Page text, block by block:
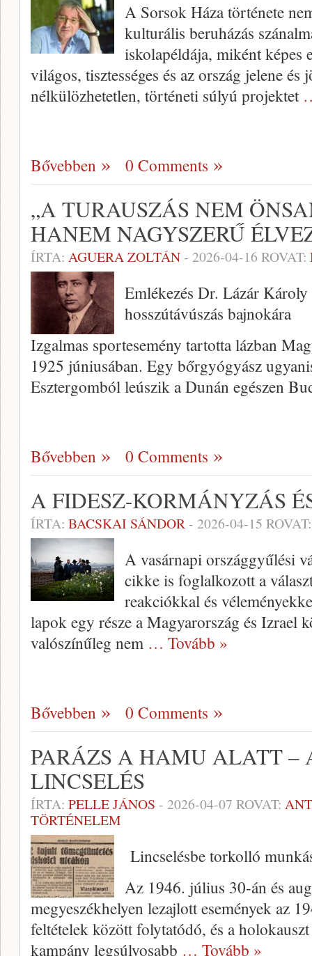
A Sorsok Háza története
kulturális beruházás
iskolapéldája, miként képes
világos, tisztességes és az ország jelene
nélkülözhetetlen, történeti súlyú projektet
Bővebben 0 Comments
„A TURAUSZÁS NEM
HANEM NAGYSZERŰ
ÍRTA: AGUERA ZOLTÁN- 2026-04-16 ROVAT:
Emlékezés Dr. Lázár
hosszútávúszás bajnokára
Izgalmas sportesemény tartotta lázban
1925 júniusában. Egy bőrgyógyász
Esztergomból leúszik a Dunán egészen
Bővebben 0 Comments
A FIDESZ-KORMÁNYZÁS
ÍRTA: BACSKAI SÁNDOR- 2026-04-15
A vasárnapi országgyűlési
cikke is foglalkozott a
reakciókkal és
lapok egy része a Magyarország és Izrael
valószínűleg nem … Tovább »
Bővebben 0 Comments
PARÁZS A HAMU ALATT –
LINCSELÉS
ÍRTA: PELLE JÁNOS - 2026-04-07 ROVAT:
TÖRTÉNELEM
Lincselésbe torkolló
Az 1946. július 30-án és
megyeszékhelyen lezajlott események az
feltételek között folytatódó, és a
kampány legsúlyosabb … Tovább »